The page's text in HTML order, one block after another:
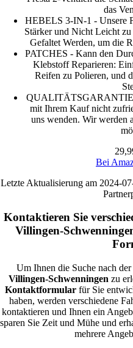
das
HEBELS 3-IN-1 - Unsere
Stärker und Nicht Leicht
Gefaltet Werden, um die
PATCHES - Kann den
Klebstoff Reparieren:
Reifen zu Polieren, und
QUALITÄTSGARANTIE
mit Ihrem Kauf nicht
uns wenden. Wir werden
Bei
Letzte Aktualisierung am 2024-
Kontaktieren Sie
Villingen-
Um Ihnen die Suche nach
Villingen-Schwenningen zu
Kontaktformular für Sie
haben, werden verschiedene
kontaktieren und Ihnen ein
sparen Sie Zeit und Mühe und
mehrere